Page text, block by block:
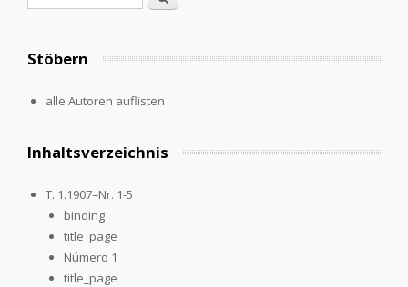
Stöbern
alle Autoren auflisten
Inhaltsverzeichnis
T. 1.1907=Nr. 1-5
binding
title_page
Número 1
title_page